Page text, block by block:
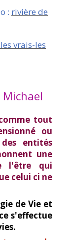
: rivière de
vrais-les
tout
ou
entités
une
l'être qui
celui ci ne
de Vie et
s'effectue